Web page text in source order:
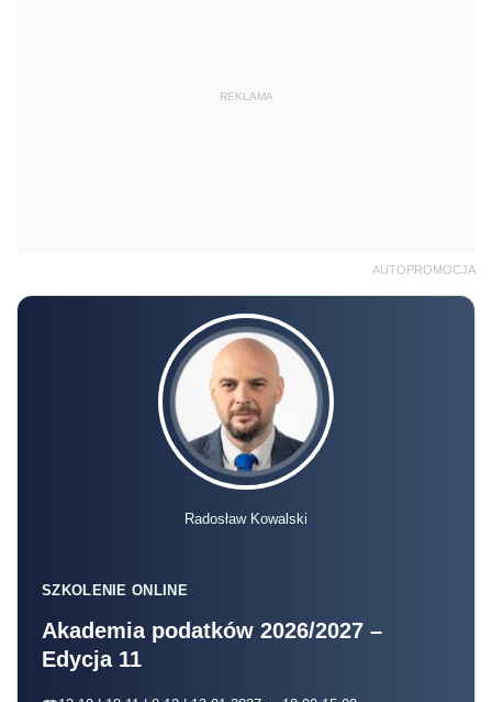
REKLAMA
AUTOPROMOCJA
Radosław Kowalski
SZKOLENIE ONLINE
Akademia podatków 2026/2027 –
Edycja 11